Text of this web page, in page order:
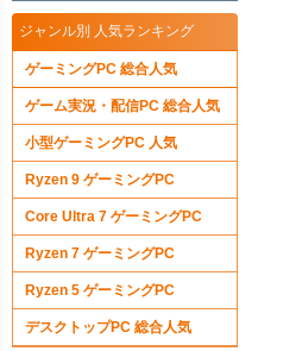
ジャンル別 人気ランキング
ゲーミングPC 総合人気
ゲーム実況・配信PC 総合人気
小型ゲーミングPC 人気
Ryzen 9 ゲーミングPC
Core Ultra 7 ゲーミングPC
Ryzen 7 ゲーミングPC
Ryzen 5 ゲーミングPC
デスクトップPC 総合人気